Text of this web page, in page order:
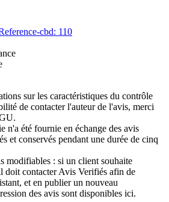
cbd: 110
sur les caractéristiques du contrôle
de contacter l'auteur de l'avis, merci
n'a été fournie en échange des avis
et conservés pendant une durée de cinq
modifiables : si un client souhaite
doit contacter Avis Verifiés afin de
et en publier un nouveau
des avis sont disponibles ici.